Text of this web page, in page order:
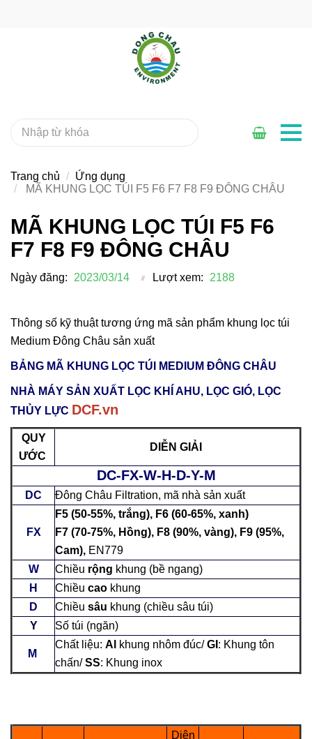
MÃ KHUNG LỌC TÚI F5 F6
F7 F8 F9 ĐÔNG CHÂU
Ngày đăng: 2023/03/14 Lượt xem: 2188
Thông số kỹ thuật tương ứng mã sản phẩm khung lọc túi
Medium Đông Châu sản xuất
BẢNG MÃ KHUNG LỌC TÚI MEDIUM ĐÔNG CHÂU
NHÀ MÁY SẢN XUẤT LỌC KHÍ AHU, LỌC GIÓ, LỌC
THỦY LỰC DCF.vn
QUY
ƯỚC
DIỄN GIẢI
DC-FX-W-H-D-Y-M
DC Đông Châu Filtration, mã nhà sản xuất
FX
F5 (50-55%, trắng), F6 (60-65%, xanh)
F7 (70-75%, Hồng), F8 (90%, vàng), F9 (95%,
Cam), EN779
W
Chiều rộng khung (bề ngang)
H
Chiều cao khung
D
Chiều sâu khung (chiều sâu túi)
Y
Số túi (ngăn)
M
Chất liệu: Al khung nhôm đúc/GI : Khung tôn
chấn/SS: Khung inox
Diện
Trang chủ
Ứng dụng
MÃ KHUNG LỌC TÚI F5 F6 F7 F8 F9 ĐÔNG CHÂU